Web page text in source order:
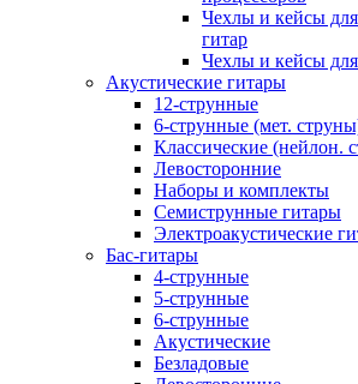
Чехлы и кейсы
гитар
Чехлы и кейсы для
Акустические гитары
12-струнные
6-струнные (мет.
Классические (нейлон.
Левосторонние
Наборы и комплекты
Семиструнные гитары
Электроакустические
Бас-гитары
4-струнные
5-струнные
6-струнные
Акустические
Безладовые